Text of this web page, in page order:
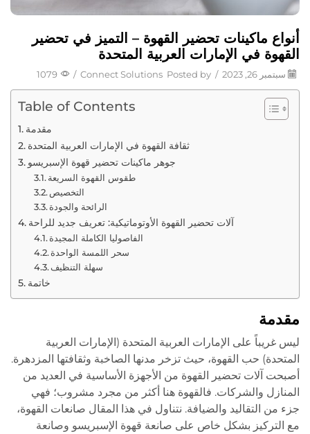
أنواع ماكينات تحضير القهوة – التميز في تحضير
القهوة في الإمارات العربية المتحدة
سبتمبر 26, 2023 /
Posted by
Connect Solutions
/
1079
Table of Contents
مقدمة
ثقافة القهوة في الإمارات العربية المتحدة
جوهر ماكينات تحضير قهوة الإسبريسو
طقوس القهوة السريعة
التخصيص
الرائحة والجودة
آلات تحضير القهوة الأوتوماتيكية: تعريف جديد للراحة
الفاصوليا الكاملة المجيدة
سحر اللمسة الواحدة
سهلة التنظيف
خاتمة
مقدمة
ليس غريباً على الإمارات العربية المتحدة (الإمارات العربية
المتحدة) حب القهوة، حيث تزخر مدنها الصاخبة وثقافتها المزدهرة.
أصبحت آلات تحضير القهوة من الأجهزة الأساسية في العديد من
المنازل والشركات. فالقهوة هنا أكثر من مجرد مشروب؛ فهي
جزء من التقاليد والضيافة. نتناول في هذا المقال صانعات القهوة،
مع التركيز بشكل خاص على صانعة قهوة الإسبريسو وصانعة